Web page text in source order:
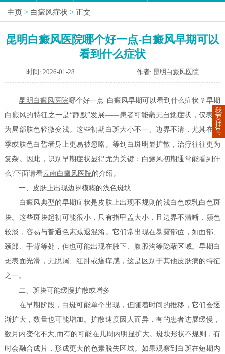
主页 > 白癜风症状 > 正文
昆明白癜风医院哪个好一点-白癜风早期可以
看到什么症状
时间: 2026-01-28 作者: 昆明白癜风医院
昆明白癜风医院哪个好一点-白癜风早期可以看到什么症状？早期
白癜风的特征 之一是“静默”发展——患者可能毫无自觉症状，仅表现
为局部肤色轻微变浅。这些初期白斑大小不一、边界不清，尤其在冬
季或肤色白皙者身上更易被忽略。等到白斑明显扩散，治疗往往更为
复杂。因此，识别早期症状显得尤为关键：白癜风初期通常能看到什
么?下面请看云南白癜风医院的介绍。
一、皮肤上出现边界模糊的浅色斑块
白癜风典型的早期症状是皮肤上出现不规则的浅白色或乳白色斑
块。这些斑块起初可能很小，只有指甲盖大小，且边界不清晰，颜色
较淡，容易与普通色素减退混淆。它们常出现在暴露部位，如面部、
颈部、手背等处，但也可能出现在腋下、腹股沟等隐蔽区域。早期白
斑表面光滑，无脱屑、红肿或瘙痒感，这是区别于其他皮肤病的特征
之一。
二、斑块可能缓慢扩散或增多
在早期阶段，白斑可能单个出现，但随着时间的推移，它们会逐
渐扩大，数量也可能增加。扩散速度因人而异，有的患者进展缓慢，
数月内变化不大;而有的可能在几周内明显扩大。斑块形状不规则，有
时会融合成片，形成更大的色素脱失区域。如果观察到白斑在短期内
我
要
挂
号